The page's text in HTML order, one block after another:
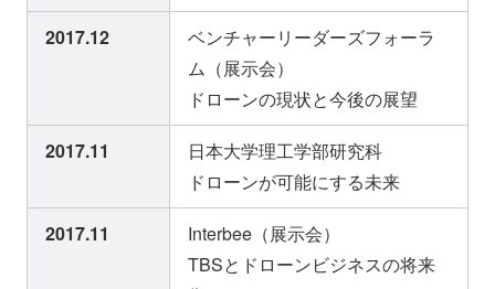
2017.12
ベンチャーリーダーズフォーラ
ム（展示会）
ドローンの現状と今後の展望
2017.11
日本大学理工学部研究科
ドローンが可能にする未来
2017.11
Interbee（展示会）
TBSとドローンビジネスの将来